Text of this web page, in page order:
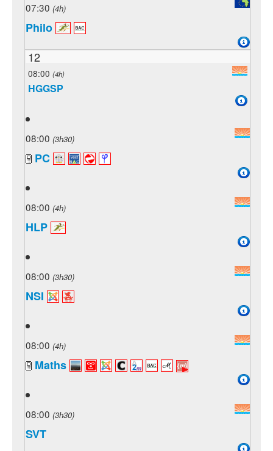
07:30 (4h)
Philo
12
08:00 (4h)
HGGSP
08:00 (3h30)
PC
08:00 (4h)
HLP
08:00 (3h30)
NSI
08:00 (4h)
Maths
08:00 (3h30)
SVT